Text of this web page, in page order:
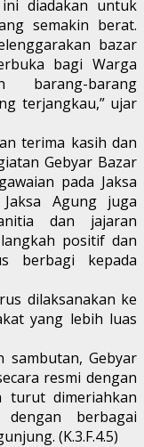
diadakan untuk
semakin berat.
bazar
bagi Warga
barang-barang
terjangkau,” ujar
terima kasih dan
Gebyar Bazar
pada Jaksa
Agung juga
dan jajaran
positif dan
berbagi kepada
dilaksanakan ke
yang lebih luas
sambutan, Gebyar
resmi dengan
turut dimeriahkan
berbagai
(K.3.F.4.5)